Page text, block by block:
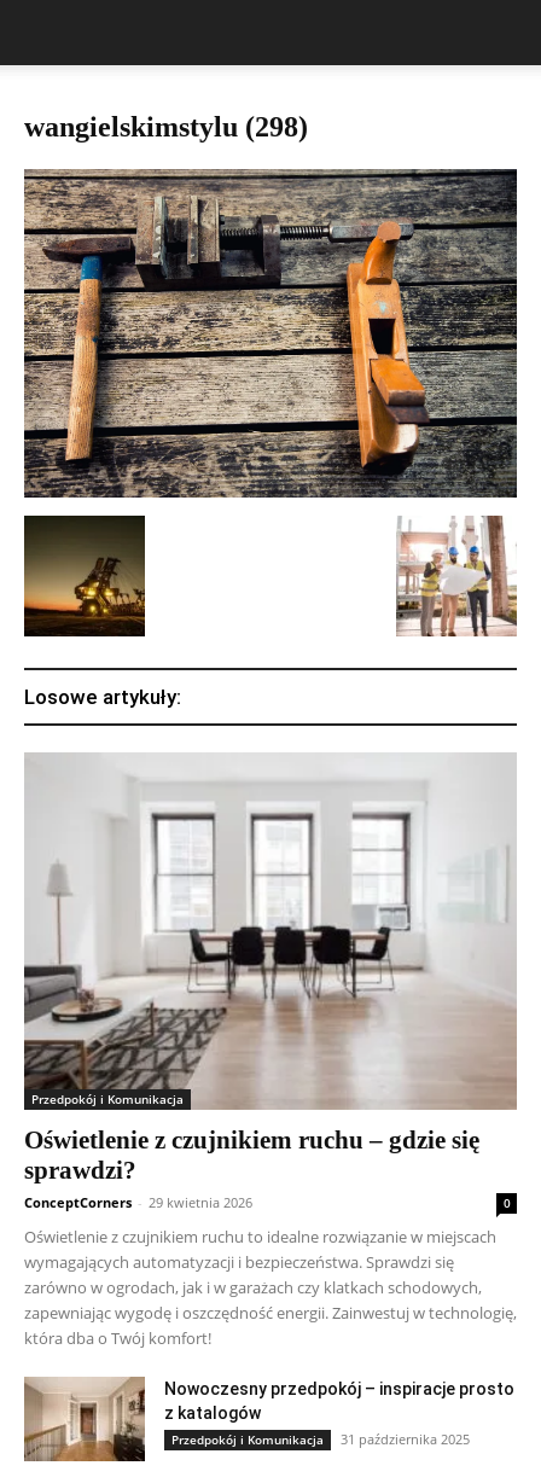
wangielskimstylu (298)
Losowe artykuły:
Przedpokój i Komunikacja
Oświetlenie z czujnikiem ruchu – gdzie się
sprawdzi?
ConceptCorners - 29 kwietnia 2026 0
Oświetlenie z czujnikiem ruchu to idealne rozwiązanie w miejscach
wymagających automatyzacji i bezpieczeństwa. Sprawdzi się
zarówno w ogrodach, jak i w garażach czy klatkach schodowych,
zapewniając wygodę i oszczędność energii. Zainwestuj w technologię,
która dba o Twój komfort!
Nowoczesny przedpokój – inspiracje prosto
z katalogów
Przedpokój i Komunikacja 31 października 2025